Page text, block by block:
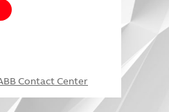
Contact Center